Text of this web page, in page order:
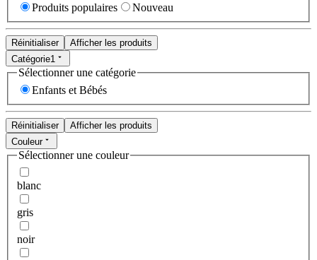
Produits populaires Nouveau
Réinitialiser
Afficher les produits
Catégorie1
Sélectionner une catégorie
Enfants et Bébés
Réinitialiser
Afficher les produits
Couleur
Sélectionner une couleur
blanc
gris
noir